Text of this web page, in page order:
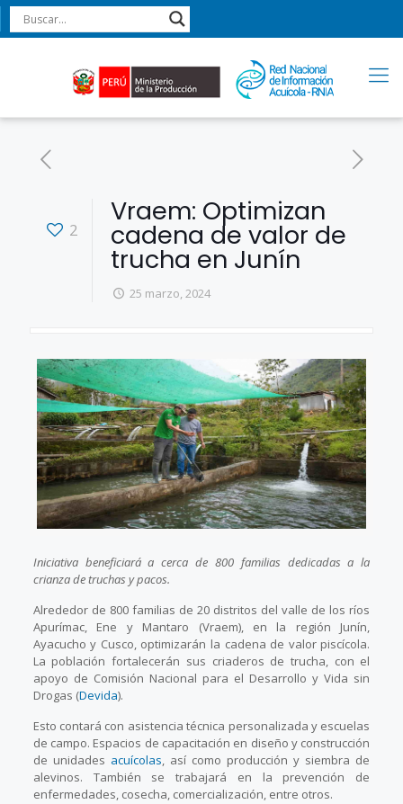
2
Vraem: Optimizan
cadena de valor de
trucha en Junín
25 marzo, 2024
Iniciativa beneficiará a cerca de 800 familias dedicadas a la
crianza de truchas y pacos.
Alrededor de 800 familias de 20 distritos del valle de los ríos
Apurímac, Ene y Mantaro (Vraem), en la región Junín,
Ayacucho y Cusco, optimizarán la cadena de valor piscícola.
La población fortalecerán sus criaderos de trucha, con el
apoyo de Comisión Nacional para el Desarrollo y Vida sin
Drogas (Devida).
Esto contará con asistencia técnica personalizada y escuelas
de campo. Espacios de capacitación en diseño y construcción
de unidades acuícolas, así como producción y siembra de
alevinos. También se trabajará en la prevención de
enfermedades, cosecha, comercialización, entre otros.